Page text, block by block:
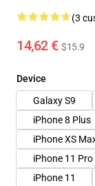
(3
14,62 € $15.9
Device
Galaxy S9
iPhone 8 Plus
iPhone XS
iPhone 11
iPhone 11